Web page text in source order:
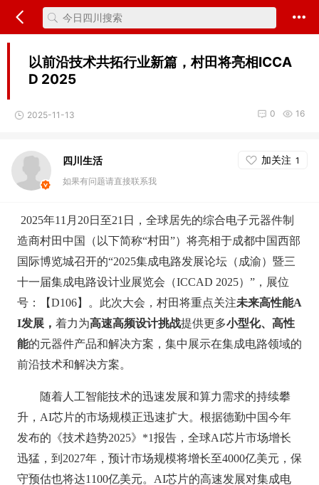
以前沿技术共拓行业新篇，村田将亮相ICCA
D 2025
2025-11-13 16
0
四川生活 加关注 1
如果有问题请直接联系我
2025年11月20日至21日，全球居先的综合电子元器件制
造商村田中国（以下简称“村田”）将亮相于成都中国西部
国际博览城召开的“2025集成电路发展论坛（成渝）暨三
十一届集成电路设计业展览会（ICCAD 2025）”，展位
号：【D106】。此次大会，村田将重点关注未来高性能A
I发展， 着力为高速高频设计挑战提供更多小型化、高性
能的元器件产品和解决方案，集中展示在集成电路领域的
前沿技术和解决方案。
随着人工智能技术的迅速发展和算力需求的持续攀
升，AI芯片的市场规模正迅速扩大。根据德勤中国今年
发布的《技术趋势2025》*1报告，全球AI芯片市场增长
迅猛，到2027年，预计市场规模将增长至4000亿美元，保
守预估也将达1100亿美元。AI芯片的高速发展对集成电